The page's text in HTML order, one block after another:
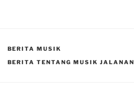
CATEGORIES
BERITA MUSIK
TAGS
BERITA TENTANG MUSIK JALANAN